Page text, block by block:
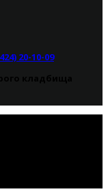
20-10-09